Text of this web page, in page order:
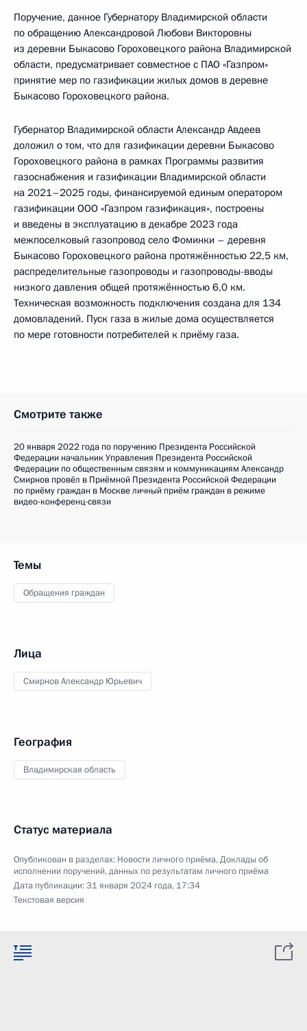
Поручение, данное Губернатору Владимирской области
по обращению Александровой Любови Викторовны
из деревни Быкасово Гороховецкого района Владимирской
области, предусматривает совместное с ПАО «Газпром»
принятие мер по газификации жилых домов в деревне
Быкасово Гороховецкого района.
Губернатор Владимирской области Александр Авдеев
доложил о том, что для газификации деревни Быкасово
Гороховецкого района в рамках Программы развития
газоснабжения и газификации Владимирской области
на 2021–2025 годы, финансируемой единым оператором
газификации ООО «Газпром газификация», построены
и введены в эксплуатацию в декабре 2023 года
межпоселковый газопровод село Фоминки – деревня
Быкасово Гороховецкого района протяжённостью 22,5 км,
распределительные газопроводы и газопроводы-вводы
низкого давления общей протяжённостью 6,0 км.
Техническая возможность подключения создана для 134
домовладений. Пуск газа в жилые дома осуществляется
по мере готовности потребителей к приёму газа.
Смотрите также
20 января 2022 года по поручению Президента Российской
Федерации начальник Управления Президента Российской
Федерации по общественным связям и коммуникациям Александр
Смирнов провёл в Приёмной Президента Российской Федерации
по приёму граждан в Москве личный приём граждан в режиме
видео-конференц-связи
Темы
Обращения граждан
Лица
Смирнов Александр Юрьевич
География
Владимирская область
Статус материала
Опубликован в разделах: Новости личного приёма,Доклады об
исполнении поручений, данных по результатам личного приёма
Дата публикации:31 января 2024 года, 17:34
Текстовая версия